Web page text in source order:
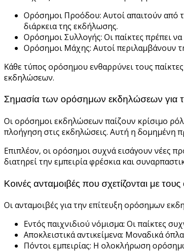
Ορόσημοι Προόδου: Αυτοί απαιτούν από
διάρκεια της εκδήλωσης.
Ορόσημοι Συλλογής: Οι παίκτες πρέπει
Ορόσημοι Μάχης: Αυτοί περιλαμβάνουν
Κάθε τύπος ορόσημου ενθαρρύνει τους
εκδηλώσεων.
Σημασία των ορόσημων εκδηλώσεων
Οι ορόσημοι εκδηλώσεων παίζουν κρίσιμο
πλοήγηση στις εκδηλώσεις. Αυτή η δομημένη
Επιπλέον, οι ορόσημοι συχνά εισάγουν νέες
διατηρεί την εμπειρία φρέσκια και
Κοινές ανταμοιβές που σχετίζονται με
Οι ανταμοιβές για την επίτευξη ορόσημων
Εντός παιχνιδιού νόμισμα: Οι παίκτες
Αποκλειστικά αντικείμενα: Μοναδικά
Πόντοι εμπειρίας: Η ολοκλήρωση